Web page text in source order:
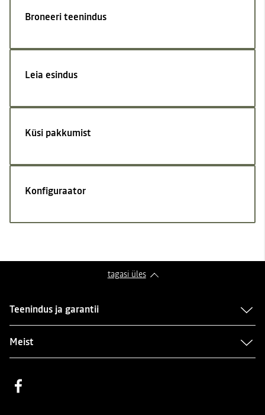
Broneeri teenindus
Leia esindus
Küsi pakkumist
Konfiguraator
tagasi üles
Teenindus ja garantii
Meist